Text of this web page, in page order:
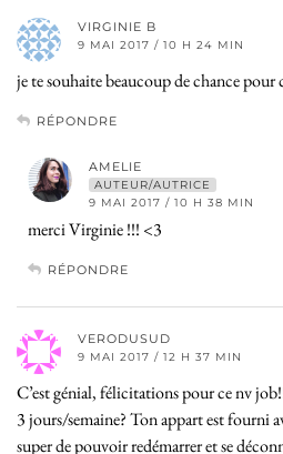
VIRGINIE B
9 MAI 2017 / 10 H 24 MIN
je te souhaite beaucoup de chance pour
RÉPONDRE
AMELIE
AUTEUR/AUTRICE
9 MAI 2017 / 10 H 38 MIN
merci Virginie !!! <3
RÉPONDRE
VERODUSUD
9 MAI 2017 / 12 H 37 MIN
C’est génial, félicitations pour ce nv
3 jours/semaine? Ton appart est fourni
super de pouvoir redémarrer et se